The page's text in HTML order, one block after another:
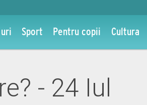
Sport Pentru copii Cultura
- 24 Iul